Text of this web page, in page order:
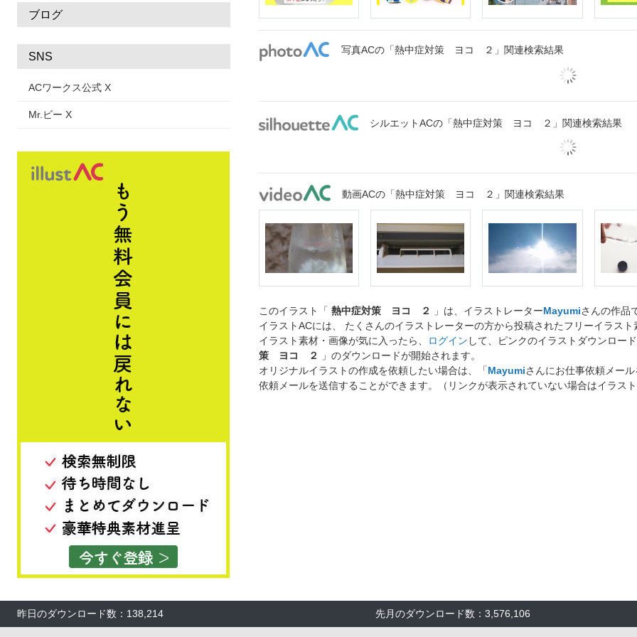
ブログ
SNS
ACワークス公式 X
Mr.ビー X
写真ACの「熱中症対策 ヨコ ２」関連検索結果
シルエットACの「熱中症対策 ヨコ ２」関連検索結果
動画ACの「熱中症対策 ヨコ ２」関連検索結果
このイラスト「 熱中症対策 ヨコ ２ 」は、イラストレーターMayumiさんの作品
イラストACには、 たくさんのイラストレーターの方から投稿されたフリーイラス
イラスト素材・画像が気に入ったら、
ログイン して、ピンクのイラストダウンロー
策 ヨコ ２
」のダウンロードが開始されます。
オリジナルイラストの作成を依頼したい場合は、「Mayumiさんにお仕事依頼メー
依頼メールを送信することができます。（リンクが表示されていない場合はイラス
昨日のダウンロード数：138,214 先月のダウンロード数：3,576,106